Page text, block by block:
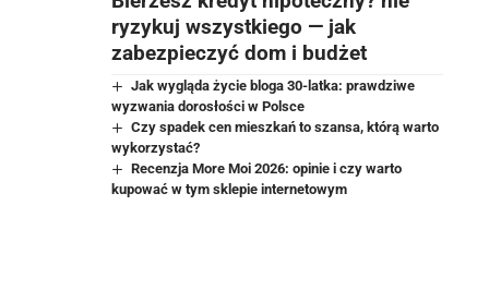
ryzykuj wszystkiego — jak
zabezpieczyć dom i budżet
Jak wygląda życie bloga 30-latka: prawdziwe
wyzwania dorosłości w Polsce
Czy spadek cen mieszkań to szansa, którą warto
wykorzystać?
Recenzja More Moi 2026: opinie i czy warto
kupować w tym sklepie internetowym